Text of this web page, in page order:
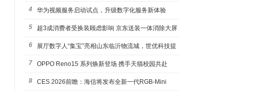
4 华为视频服务启动试点，升级数字化服务新体验
5 超3成消费者受换装顾虑影响 京东送装一体消除大屏
入户难题
6 展厅数字人“集宝”亮相山东临沂物流城，世优科技提
供技术
7 OPPO Reno15 系列焕新登场 携手天猫校园共赴
「星光骑
8 CES 2026前瞻：海信将发布全新一代RGB-Mini